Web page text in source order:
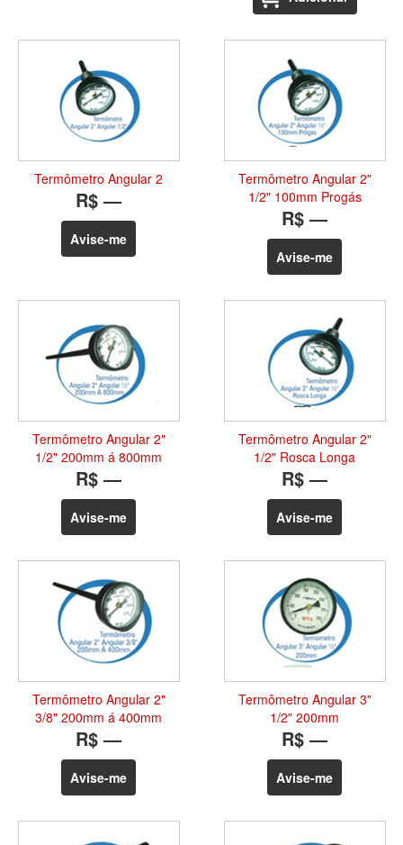
Termômetro Angular 2
R$ —
Avise-me
Termômetro Angular 2"
1/2" 100mm Progás
R$ —
Avise-me
Termômetro Angular 2"
1/2" 200mm á 800mm
R$ —
Avise-me
Termômetro Angular 2"
1/2" Rosca Longa
R$ —
Avise-me
Termômetro Angular 2"
3/8" 200mm á 400mm
R$ —
Avise-me
Termômetro Angular 3"
1/2" 200mm
R$ —
Avise-me